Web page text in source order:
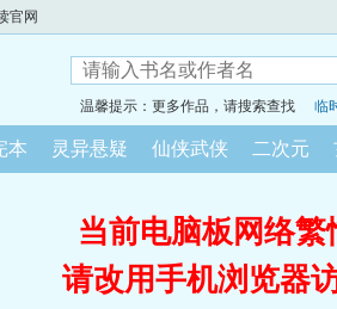
官网
温馨提示：更多作品，请搜索查找 临
本 灵异悬疑 仙侠武侠 二次元
当前电脑板网络
请改用手机浏览器